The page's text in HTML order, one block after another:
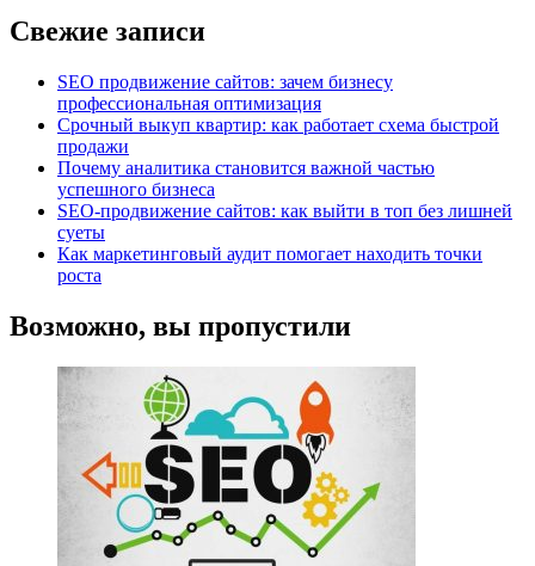
Свежие записи
SEO продвижение сайтов: зачем бизнесу
профессиональная оптимизация
Срочный выкуп квартир: как работает схема быстрой
продажи
Почему аналитика становится важной частью
успешного бизнеса
SEO-продвижение сайтов: как выйти в топ без лишней
суеты
Как маркетинговый аудит помогает находить точки
роста
Возможно, вы пропустили